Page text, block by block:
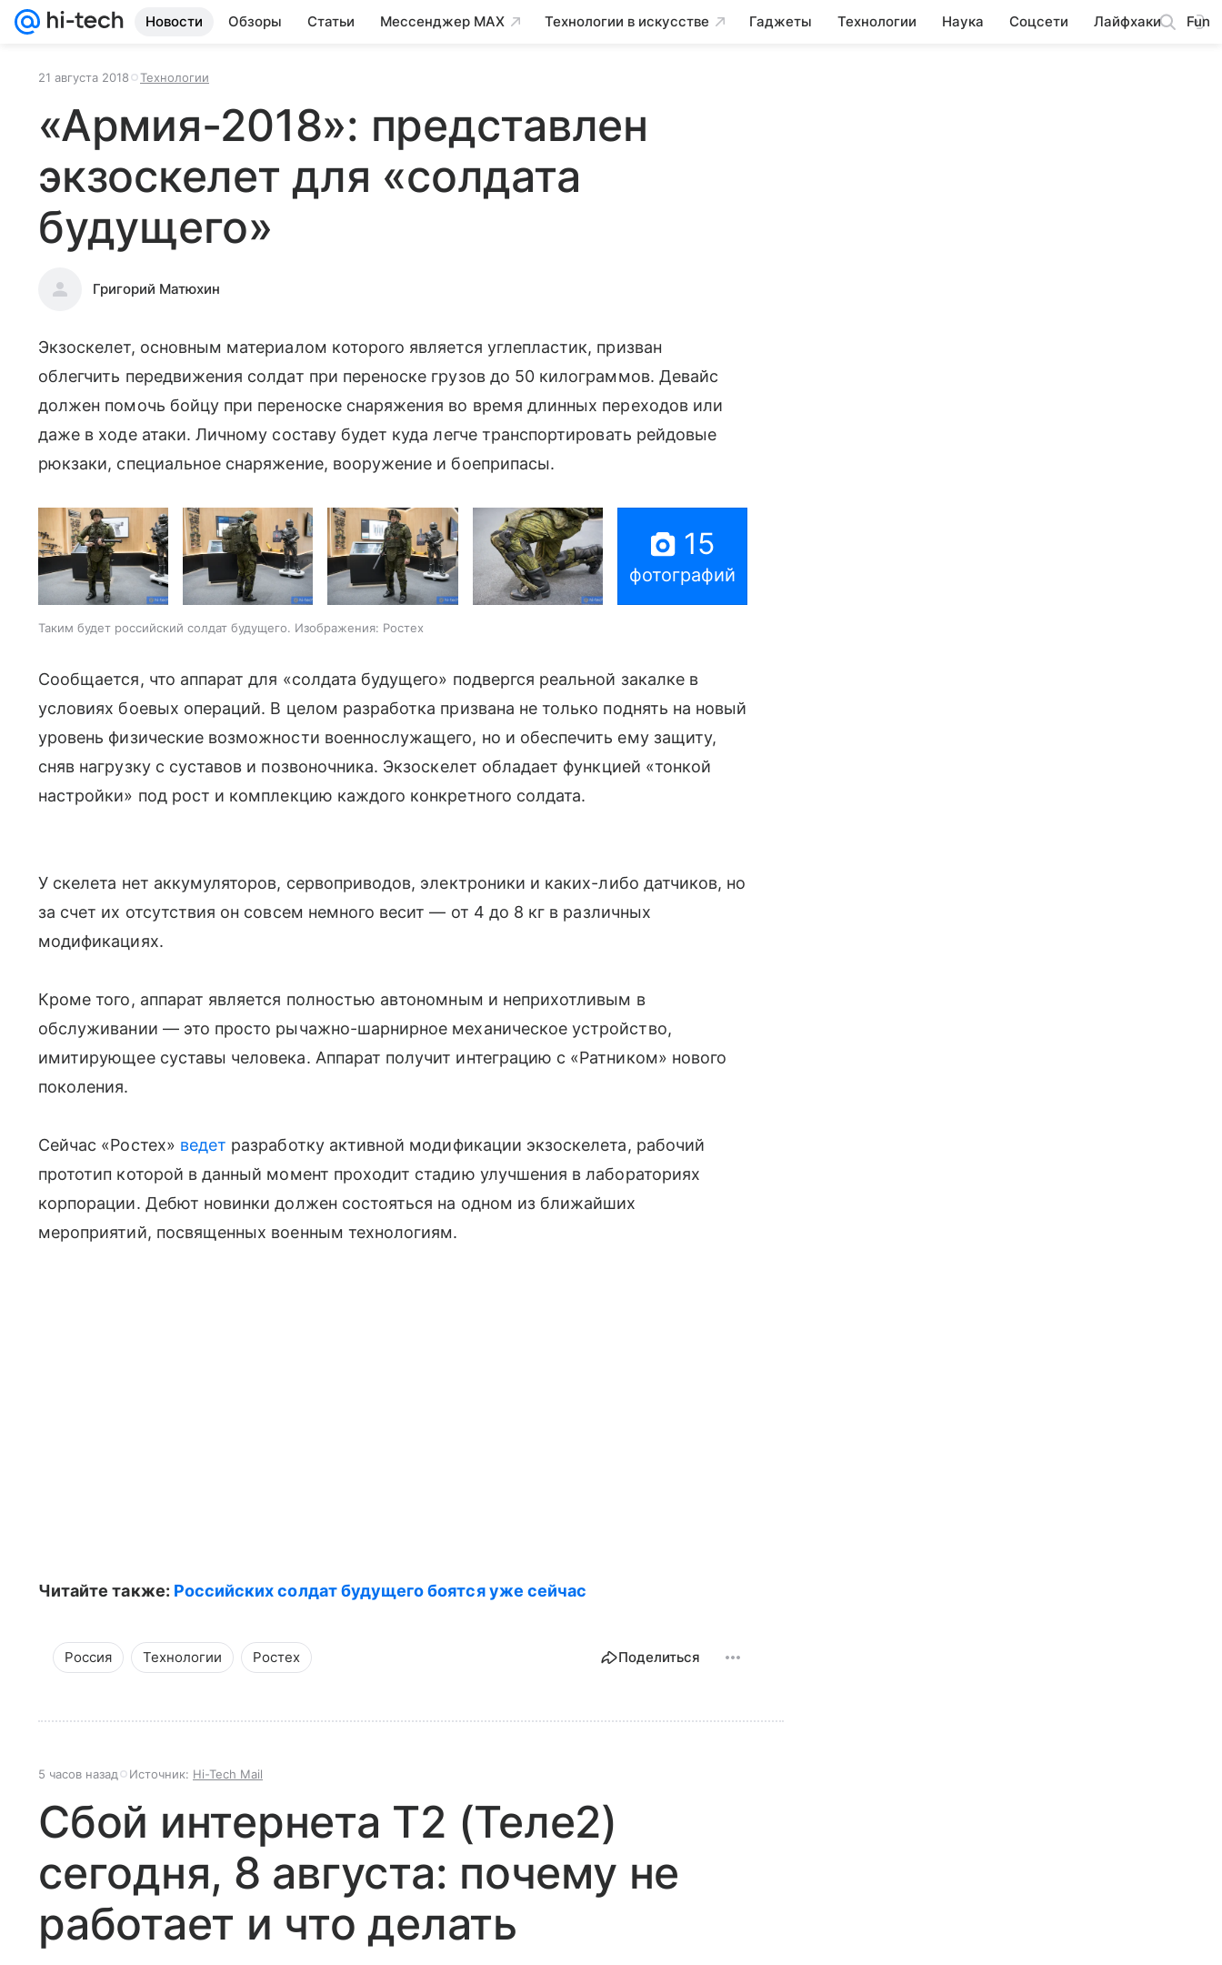
Новости Обзоры Статьи Мессенджер MAX Технологии в искусстве Гаджеты Технологии Наука Соцсети Лайфхаки Fun
21 августа 2018 Технологии
«Армия-2018»: представлен
экзоскелет для «солдата
будущего»
Григорий Матюхин
Экзоскелет, основным материалом которого является углепластик, призван
облегчить передвижения солдат при переноске грузов до 50 килограммов. Девайс
должен помочь бойцу при переноске снаряжения во время длинных переходов или
даже в ходе атаки. Личному составу будет куда легче транспортировать рейдовые
рюкзаки, специальное снаряжение, вооружение и боеприпасы.
15
фотографий
Таким будет российский солдат будущего. Изображения: Ростех
Сообщается, что аппарат для «солдата будущего» подвергся реальной закалке в
условиях боевых операций. В целом разработка призвана не только поднять на новый
уровень физические возможности военнослужащего, но и обеспечить ему защиту,
сняв нагрузку с суставов и позвоночника. Экзоскелет обладает функцией «тонкой
настройки» под рост и комплекцию каждого конкретного солдата.
У скелета нет аккумуляторов, сервоприводов, электроники и каких-либо датчиков, но
за счет их отсутствия он совсем немного весит — от 4 до 8 кг в различных
модификациях.
Кроме того, аппарат является полностью автономным и неприхотливым в
обслуживании — это просто рычажно-шарнирное механическое устройство,
имитирующее суставы человека. Аппарат получит интеграцию с «Ратником» нового
поколения.
Сейчас «Ростех» ведет разработку активной модификации экзоскелета, рабочий
прототип которой в данный момент проходит стадию улучшения в лабораториях
корпорации. Дебют новинки должен состояться на одном из ближайших
мероприятий, посвященных военным технологиям.
Читайте также: Российских солдат будущего боятся уже сейчас
Россия Технологии Ростех Поделиться
5 часов назад Источник: Hi-Tech Mail
Сбой интернета T2 (Теле2)
сегодня, 8 августа: почему не
работает и что делать